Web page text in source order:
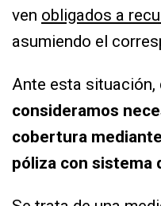
ven obligados a
asumiendo el
Ante esta situación,
consideramos
cobertura
póliza con sistema